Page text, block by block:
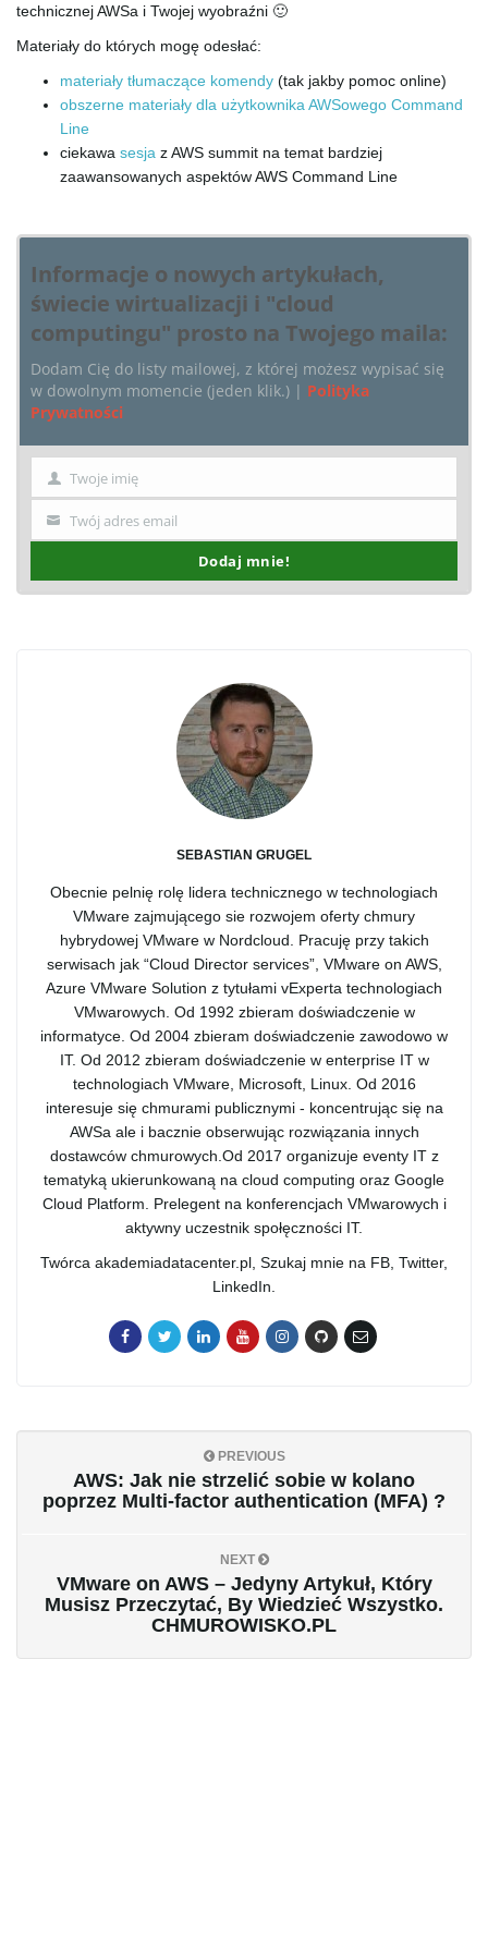
technicznej AWSa i Twojej wyobraźni 🙂
Materiały do których mogę odesłać:
materiały tłumaczące komendy (tak jakby pomoc online)
obszerne materiały dla użytkownika AWSowego Command
Line
ciekawa sesja z AWS summit na temat bardziej
zaawansowanych aspektów AWS Command Line
Informacje o nowych artykułach,
świecie wirtualizacji i "cloud
computingu" prosto na Twojego maila:
Dodam Cię do listy mailowej, z której możesz wypisać się
w dowolnym momencie (jeden klik.) | Polityka
Prywatności
Imię Twoje imię
Twój Twój adres email
Dodaj mnie!
SEBASTIAN GRUGEL
Obecnie pelnię rolę lidera technicznego w technologiach
VMware zajmującego sie rozwojem oferty chmury
hybrydowej VMware w Nordcloud. Pracuję przy takich
serwisach jak “Cloud Director services”, VMware on AWS,
Azure VMware Solution z tytułami vExperta technologiach
VMwarowych. Od 1992 zbieram doświadczenie w
informatyce. Od 2004 zbieram doświadczenie zawodowo w
IT. Od 2012 zbieram doświadczenie w enterprise IT w
technologiach VMware, Microsoft, Linux. Od 2016
interesuje się chmurami publicznymi - koncentrując się na
AWSa ale i bacznie obserwując rozwiązania innych
dostawców chmurowych.Od 2017 organizuje eventy IT z
tematyką ukierunkowaną na cloud computing oraz Google
Cloud Platform. Prelegent na konferencjach VMwarowych i
aktywny uczestnik społęczności IT.
Twórca akademiadatacenter.pl, Szukaj mnie na FB, Twitter,
LinkedIn.
PREVIOUS
AWS: Jak nie strzelić sobie w kolano
poprzez Multi-factor authentication (MFA) ?
NEXT
VMware on AWS – Jedyny Artykuł, Który
Musisz Przeczytać, By Wiedzieć Wszystko.
CHMUROWISKO.PL